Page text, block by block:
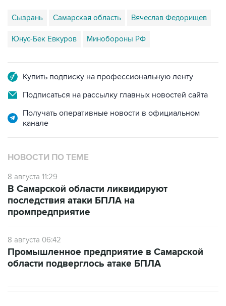
Сызрань Самарская область Вячеслав Федорищев
Юнус-Бек Евкуров Минобороны РФ
Купить подписку на профессиональную ленту
Подписаться на рассылку главных новостей сайта
Получать оперативные новости в официальном
канале
НОВОСТИ ПО ТЕМЕ
8 августа 11:29
В Самарской области ликвидируют
последствия атаки БПЛА на
промпредприятие
8 августа 06:42
Промышленное предприятие в Самарской
области подверглось атаке БПЛА